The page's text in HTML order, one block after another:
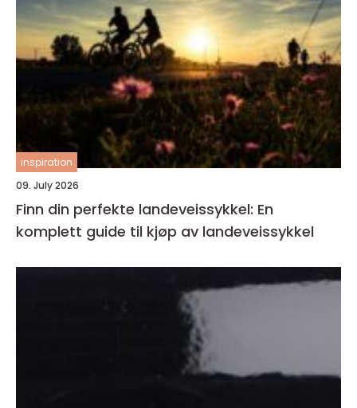
inspiration
09. July 2026
Finn din perfekte landeveissykkel: En
komplett guide til kjøp av landeveissykkel